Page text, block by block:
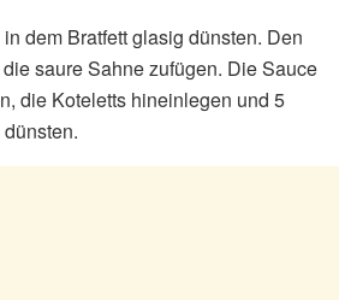
dem Bratfett glasig dünsten. Den
saure Sahne zufügen. Die Sauce
die Koteletts hineinlegen und 5